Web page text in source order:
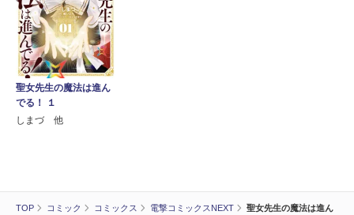
TOP コミック コミックス 電撃コミックスNEXT
聖女先生の魔法は進ん
聖女先生の魔法は進ん
でる！ １
しまづ 他